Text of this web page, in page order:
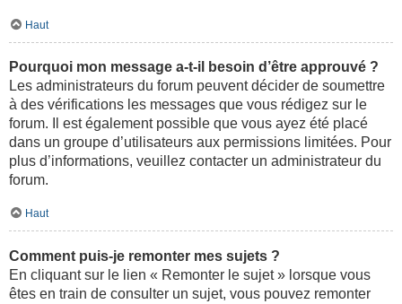
Haut
Pourquoi mon message a-t-il besoin d’être approuvé ?
Les administrateurs du forum peuvent décider de soumettre
à des vérifications les messages que vous rédigez sur le
forum. Il est également possible que vous ayez été placé
dans un groupe d’utilisateurs aux permissions limitées. Pour
plus d’informations, veuillez contacter un administrateur du
forum.
Haut
Comment puis-je remonter mes sujets ?
En cliquant sur le lien « Remonter le sujet » lorsque vous
êtes en train de consulter un sujet, vous pouvez remonter